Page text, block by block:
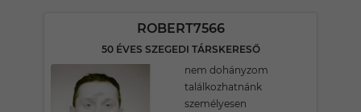
ROBERT7566
50 ÉVES SZEGEDI TÁRSKERESŐ
nem dohányzom
találkozhatnánk
személyesen